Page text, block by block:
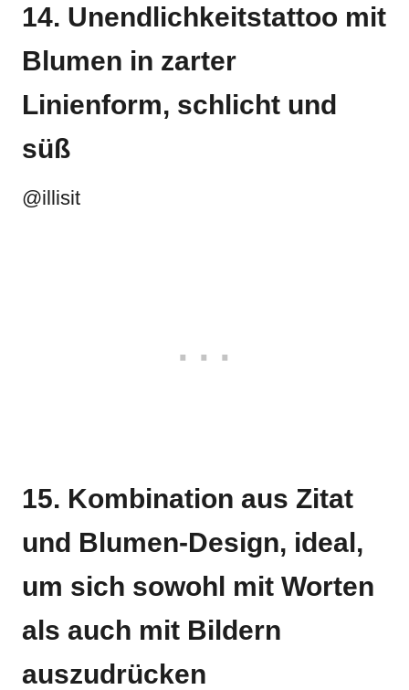
14. Unendlichkeitstattoo mit
Blumen in zarter
Linienform, schlicht und
süß
@illisit
15. Kombination aus Zitat
und Blumen-Design, ideal,
um sich sowohl mit Worten
als auch mit Bildern
auszudrücken